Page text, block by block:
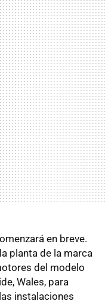
en breve.
planta de la marca
del modelo
Wales, para
instalaciones